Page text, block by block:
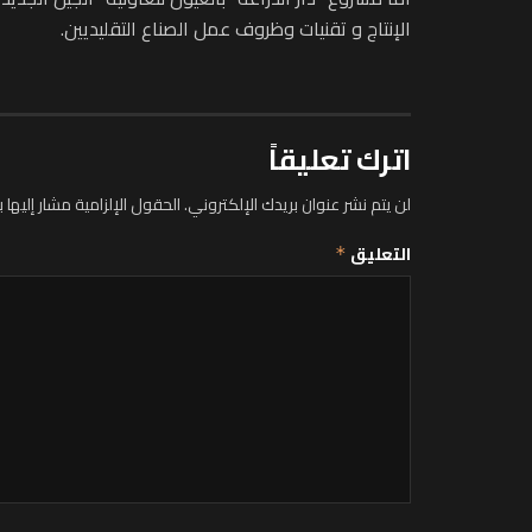
الإنتاج و تقنيات وظروف عمل الصناع التقليديين.
اترك تعليقاً
لن يتم نشر عنوان بريدك الإلكتروني.الحقول الإلزامية مشار إليها
التعليق *